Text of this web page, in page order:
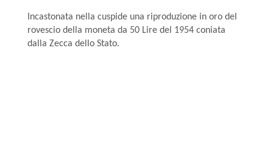
Incastonata nella cuspide una riproduzione in oro del
rovescio della moneta da 50 Lire del 1954 coniata
dalla Zecca dello Stato.